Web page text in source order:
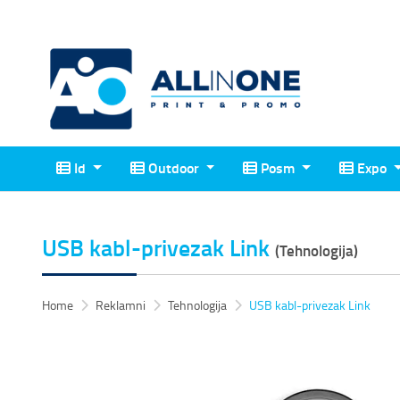
IdId Outdoor
Outdoor Posm
Posm Expo
Expo
USB kabl-privezak Link (Tehnologija)
Home Reklamni Tehnologija USB kabl-privezak Link